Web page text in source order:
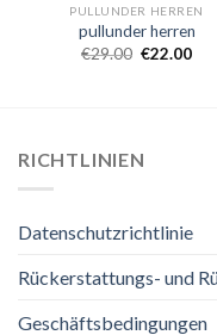
PULLUNDER HERREN
pullunder herren
€29.00 €22.00
RICHTLINIEN
Datenschutzrichtlinie
Rückerstattungs- und
Geschäftsbedingungen